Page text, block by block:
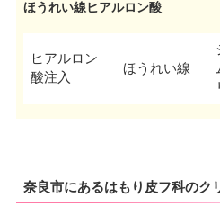
ほうれい線ヒアルロン酸
ヒアルロン
酸注入
ほうれい線
奈良市にあるはもり皮フ科のク